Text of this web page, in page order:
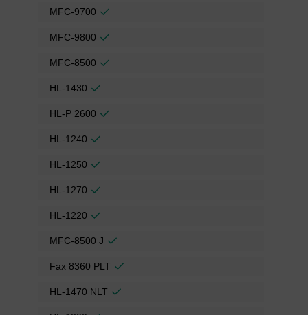
MFC-9700
MFC-9800
MFC-8500
HL-1430
HL-P 2600
HL-1240
HL-1250
HL-1270
HL-1220
MFC-8500 J
Fax 8360 PLT
HL-1470 NLT